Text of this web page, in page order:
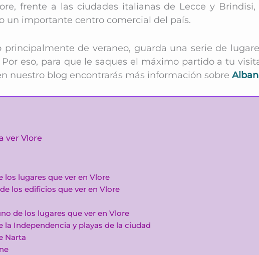
frente a las ciudades italianas de Lecce y
un importante centro comercial del país.
de veraneo, guarda una serie de
or eso, para que le saques el máximo partido a tu
nuestro blog encontrarás más información sobre
ver Vlore
los lugares que ver en Vlore
los edificios que ver en Vlore
de los lugares que ver en Vlore
la Independencia y playas de la ciudad
Narta